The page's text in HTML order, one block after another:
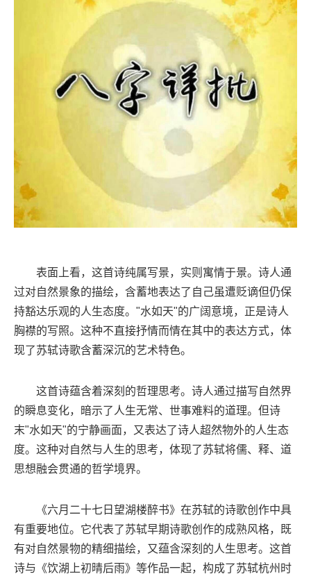
表面上看，这首诗纯属写景，实则寓情于景。诗人通
过对自然景象的描绘，含蓄地表达了自己虽遭贬谪但仍保
持豁达乐观的人生态度。"水如天"的广阔意境，正是诗人
胸襟的写照。这种不直接抒情而情在其中的表达方式，体
现了苏轼诗歌含蓄深沉的艺术特色。
这首诗蕴含着深刻的哲理思考。诗人通过描写自然界
的瞬息变化，暗示了人生无常、世事难料的道理。但诗
末"水如天"的宁静画面，又表达了诗人超然物外的人生态
度。这种对自然与人生的思考，体现了苏轼将儒、释、道
思想融会贯通的哲学境界。
《六月二十七日望湖楼醉书》在苏轼的诗歌创作中具
有重要地位。它代表了苏轼早期诗歌创作的成熟风格，既
有对自然景物的精细描绘，又蕴含深刻的人生思考。这首
诗与《饮湖上初晴后雨》等作品一起，构成了苏轼杭州时